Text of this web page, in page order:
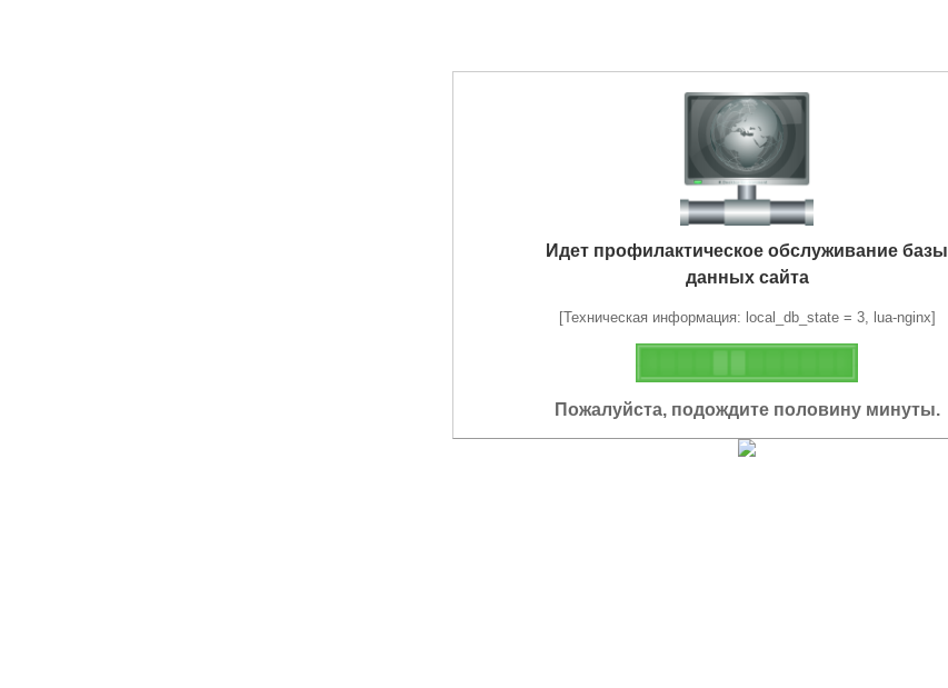
Идет профилактическое обслуживание базы
данных сайта
[Техническая информация: local_db_state = 3, lua-nginx]
Пожалуйста, подождите половину минуты.